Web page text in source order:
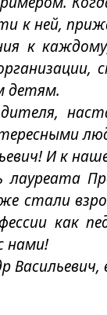
к ней,
к
детям.
И к
стали
как
нами!